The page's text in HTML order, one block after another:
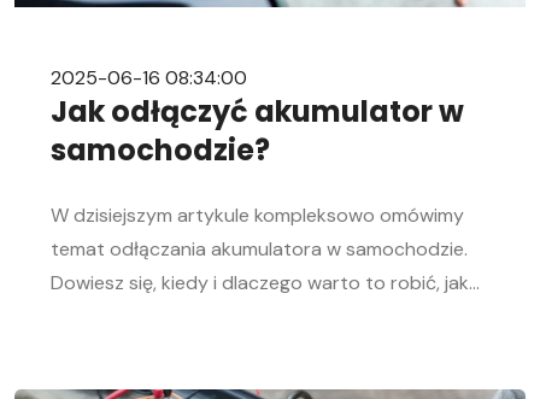
2025-06-16 08:34:00
Jak odłączyć akumulator w
samochodzie?
W dzisiejszym artykule kompleksowo omówimy
temat odłączania akumulatora w samochodzie.
Dowiesz się, kiedy i dlaczego warto to robić, jak
pomoże Ci sprawnie przeprowadzić tę czynność,